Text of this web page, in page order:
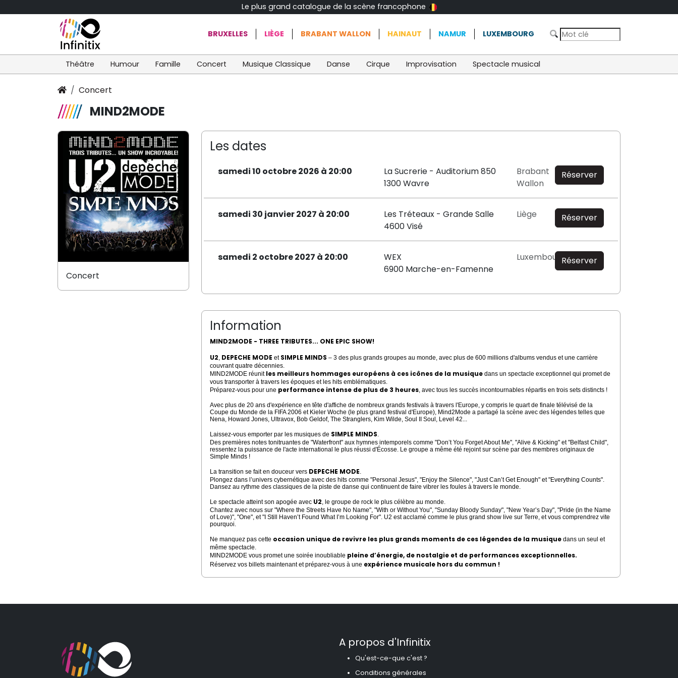
Le plus grand catalogue de la scène francophone
BRUXELLES LIÈGE BRABANT WALLON HAINAUT NAMUR LUXEMBOURG
Théâtre Humour Famille Concert Musique Classique Danse Cirque Improvisation Spectacle musical
Concert
MIND2MODE
Les dates
samedi 10 octobre 2026 à 20:00
La Sucrerie - Auditorium 850
1300 Wavre
Brabant
Wallon
Réserver
samedi 30 janvier 2027 à 20:00
Les Tréteaux - Grande Salle
4600 Visé
Liège Réserver
samedi 2 octobre 2027 à 20:00
WEX
6900 Marche-en-Famenne
LuxembourgRéserver
Information
MIND2MODE - THREE TRIBUTES... ONE EPIC SHOW!
U2 DEPECHE MODE et SIMPLE MINDS – 3 des plus grands groupes au monde, avec plus de 600 millions d'albums vendus et une carrière
couvrant quatre décennies.
MIND2MODE réunit les meilleurs hommages européens à ces icônes de la musique dans un spectacle exceptionnel qui promet de
vous transporter à travers les époques et les hits emblématiques.
Préparez-vous pour une performance intense de plus de 3 heures , avec tous les succès incontournables répartis en trois sets distincts !
Avec plus de 20 ans d'expérience en tête d'affiche de nombreux grands festivals à travers l'Europe, y compris le quart de finale télévisé de la
Coupe du Monde de la FIFA 2006 et Kieler Woche (le plus grand festival d'Europe), Mind2Mode a partagé la scène avec des légendes telles que
Nena, Howard Jones, Ultravox, Bob Geldof, The Stranglers, Kim Wilde, Soul II Soul, Level 42...
Laissez-vous emporter par les musiques de SIMPLE MINDS
Des premières notes tonitruantes de "Waterfront" aux hymnes intemporels comme "Don’t You Forget About Me", "Alive & Kicking" et "Belfast Child",
ressentez la puissance de l'acte international le plus réussi d'Écosse. Le groupe a même été rejoint sur scène par des membres originaux de
Simple Minds !
La transition se fait en douceur vers DEPECHE MODE
Plongez dans l’univers cybernétique avec des hits comme "Personal Jesus", "Enjoy the Silence", "Just Can’t Get Enough" et "Everything Counts".
Dansez au rythme des classiques de la piste de danse qui continuent de faire vibrer les foules à travers le monde.
Le spectacle atteint son apogée avec U2 , le groupe de rock le plus célèbre au monde.
Chantez avec nous sur "Where the Streets Have No Name", "With or Without You", "Sunday Bloody Sunday", "New Year’s Day", "Pride (in the Name
of Love)", "One", et "I Still Haven’t Found What I’m Looking For". U2 est acclamé comme le plus grand show live sur Terre, et vous comprendrez vite
pourquoi.
Ne manquez pas cette occasion unique de revivre les plus grands moments de ces légendes de la musique dans un seul et
même spectacle.
MIND2MODE vous promet une soirée inoubliable pleine d’énergie, de nostalgie et de performances exceptionnelles.
Réservez vos billets maintenant et préparez-vous à une expérience musicale hors du commun !
Concert
A propos d'Infinitix
Qu'est-ce-que c'est ?
Conditions générales